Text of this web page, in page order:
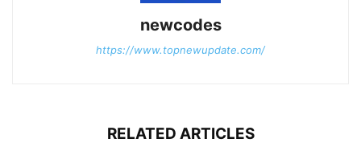
newcodes
https://www.topnewupdate.com/
RELATED ARTICLES